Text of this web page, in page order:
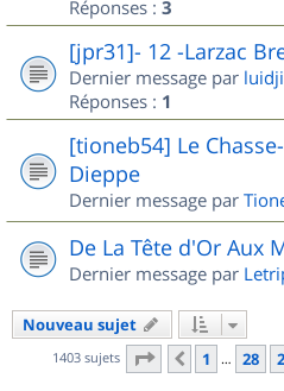
Réponses : 3
[jpr31]- 12 -Larzac
Dernier message par
Réponses : 1
[tioneb54] Le
Dieppe
Dernier message par
De La Tête d'Or Aux
Dernier message par
Nouveau sujet
1403 sujets Page 30 sur47
Précédent
1 … 28